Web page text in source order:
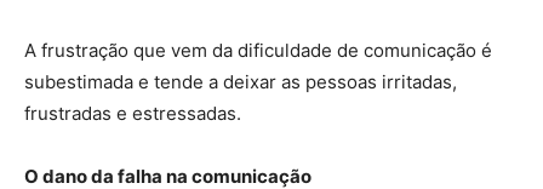
A frustração que vem da dificuldade de comunicação é
subestimada e tende a deixar as pessoas irritadas,
frustradas e estressadas.
O dano da falha na comunicação